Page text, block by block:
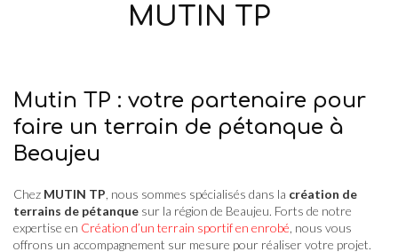
MUTIN TP
Mutin TP : votre partenaire pour
faire un terrain de pétanque à
Beaujeu
Chez MUTIN TP , nous sommes spécialisés dans la création de
terrains de pétanque sur la région de Beaujeu. Forts de notre
expertise en Création d’un terrain sportif en enrobé , nous vous
offrons un accompagnement sur mesure pour réaliser votre projet.